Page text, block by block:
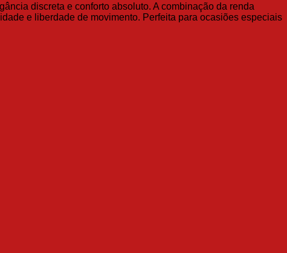
discreta e conforto absoluto. A combinação da renda
e liberdade de movimento. Perfeita para ocasiões especiais